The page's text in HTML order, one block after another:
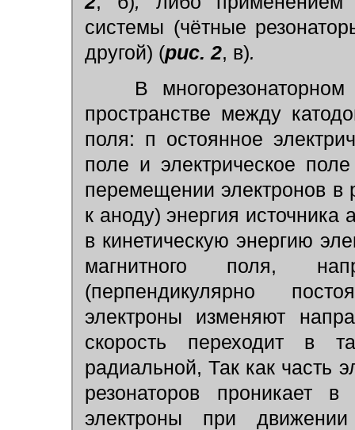
системы (чётные
другой) (рис. 2, в).
В
пространстве между
поля: п остоянное
поле и электрическое
перемещении электронов в
к аноду) энергия источника
в кинетическую энергию
магнитного поля,
(перпендикулярно
электроны изменяют
скорость переходит в
радиальной, Так как часть
резонаторов проникает
электроны при